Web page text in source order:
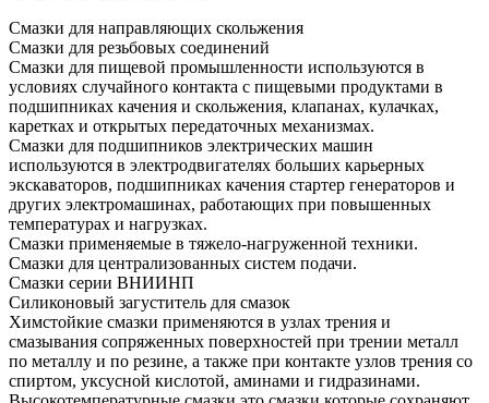
Смазки для направляющих скольжения
Смазки для резьбовых соединений
Смазки для пищевой промышленности используются в
условиях случайного контакта с пищевыми продуктами в
подшипниках качения и скольжения, клапанах, кулачках,
каретках и открытых передаточных механизмах.
Смазки для подшипников электрических машин
используются в электродвигателях больших карьерных
экскаваторов, подшипниках качения стартер генераторов и
других электромашинах, работающих при повышенных
температурах и нагрузках.
Смазки применяемые в тяжело-нагруженной техники.
Смазки для централизованных систем подачи.
Смазки серии ВНИИНП
Силиконовый загуститель для смазок
Химстойкие смазки применяются в узлах трения и
смазывания сопряженных поверхностей при трении металл
по металлу и по резине, а также при контакте узлов трения со
спиртом, уксусной кислотой, аминами и гидразинами.